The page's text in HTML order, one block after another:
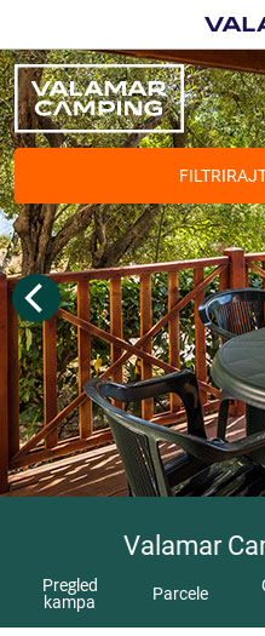
Valamar
Pregled
kampa
Parcele